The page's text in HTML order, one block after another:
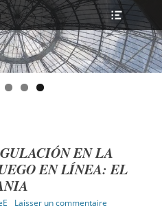
l’en-
tête
EN LA
EN LÍNEA: EL
Laisser un commentaire